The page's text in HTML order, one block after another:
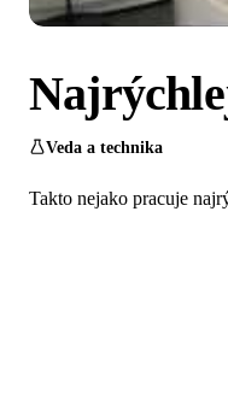
Veda a technika
Takto nejako pracuje